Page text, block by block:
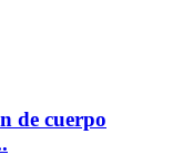
de cuerpo